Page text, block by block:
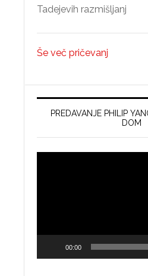
Tadejevih razmišljanj
Še več pričevanj
PREDAVANJE PHILIP
DOM
00:00